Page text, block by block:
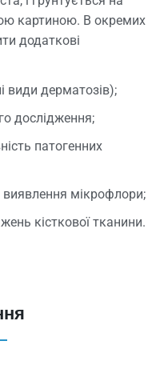
картиною. В окремих
додаткові
види дерматозів);
дослідження;
патогенних
виявлення мікрофлори;
кісткової тканини.